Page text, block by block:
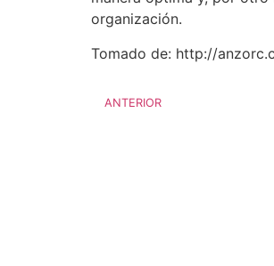
organización.
Tomado de: http://
ANTERIOR